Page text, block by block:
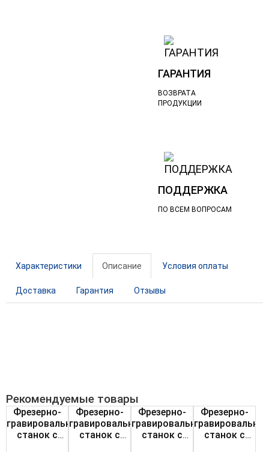
ГАРАНТИЯ
ВОЗВРАТА
ПРОДУКЦИИ
ПОДДЕРЖКА
ПО ВСЕМ ВОПРОСАМ
Характеристики Описание Условия оплаты
Доставка Гарантия Отзывы
Рекомендуемые товары
Фрезерно-
гравировальный
станок с
Фрезерно-
гравировальный
станок с
Фрезерно-
гравировальный
станок с
Фрезерно-
станок с